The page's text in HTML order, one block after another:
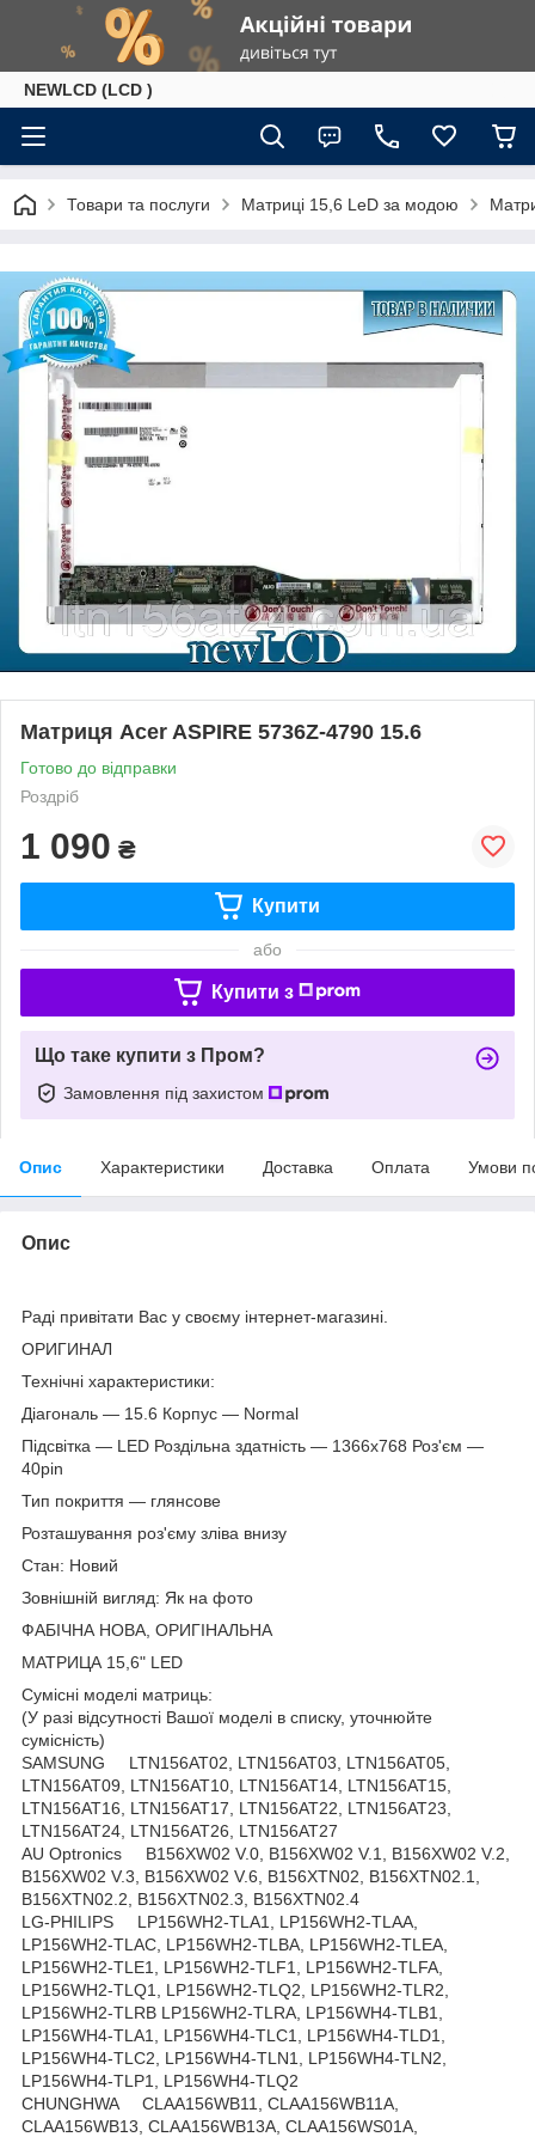
NEWLCD (LCD )
Товари та послуги Матриці 15,6 LeD за модою
Матриця Acer ASPIRE 5736Z-4790 15.6
Готово до відправки
Роздріб
1 090 ₴
Купити
або
Купити з
Що таке купити з Пром?
Замовлення під захистом
Опис Характеристики Доставка Оплата Умови
Опис
Раді привітати Вас у своєму інтернет-магазині.
ОРИГИНАЛ
Технічні характеристики:
Діагональ — 15.6 Корпус — Normal
Підсвітка — LED Роздільна здатність — 1366х768 Роз'єм —
40pin
Тип покриття — глянсове
Розташування роз'єму зліва внизу
Стан: Новий
Зовнішній вигляд: Як на фото
ФАБІЧНА НОВА, ОРИГІНАЛЬНА
МАТРИЦА 15,6" LED
Сумісні моделі матриць:
(У разі відсутності Вашої моделі в списку, уточнюйте
сумісність)
SAMSUNG LTN156AT02, LTN156AT03, LTN156AT05,
LTN156AT09, LTN156AT10, LTN156AT14, LTN156AT15,
LTN156AT16, LTN156AT17, LTN156AT22, LTN156AT23,
LTN156AT24, LTN156AT26, LTN156AT27
AU Optronics B156XW02 V.0, B156XW02 V.1, B156XW02 V.2,
B156XW02 V.3, B156XW02 V.6, B156XTN02, B156XTN02.1,
B156XTN02.2, B156XTN02.3, B156XTN02.4
LG-PHILIPS LP156WH2-TLA1, LP156WH2-TLAA,
LP156WH2-TLAC, LP156WH2-TLBA, LP156WH2-TLEA,
LP156WH2-TLE1, LP156WH2-TLF1, LP156WH2-TLFA,
LP156WH2-TLQ1, LP156WH2-TLQ2, LP156WH2-TLR2,
LP156WH2-TLRB LP156WH2-TLRA, LP156WH4-TLB1,
LP156WH4-TLA1, LP156WH4-TLC1, LP156WH4-TLD1,
LP156WH4-TLC2, LP156WH4-TLN1, LP156WH4-TLN2,
LP156WH4-TLP1, LP156WH4-TLQ2
CHUNGHWA CLAA156WB11, CLAA156WB11A,
CLAA156WB13, CLAA156WB13A, CLAA156WS01A,